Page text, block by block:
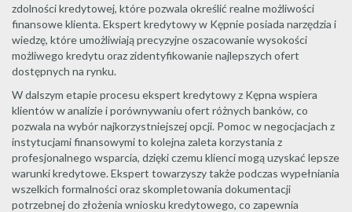
zdolności kredytowej, które pozwala określić realne możliwości
finansowe klienta. Ekspert kredytowy w Kępnie posiada narzędzia i
wiedzę, które umożliwiają precyzyjne oszacowanie wysokości
możliwego kredytu oraz zidentyfikowanie najlepszych ofert
dostępnych na rynku.
W dalszym etapie procesu ekspert kredytowy z Kępna wspiera
klientów w analizie i porównywaniu ofert różnych banków, co
pozwala na wybór najkorzystniejszej opcji. Pomoc w negocjacjach z
instytucjami finansowymi to kolejna zaleta korzystania z
profesjonalnego wsparcia, dzięki czemu klienci mogą uzyskać lepsze
warunki kredytowe. Ekspert towarzyszy także podczas wypełniania
wszelkich formalności oraz skompletowania dokumentacji
potrzebnej do złożenia wniosku kredytowego, co zapewnia